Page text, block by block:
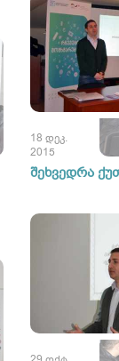
18 დეკ.
2015
შეხვედრა